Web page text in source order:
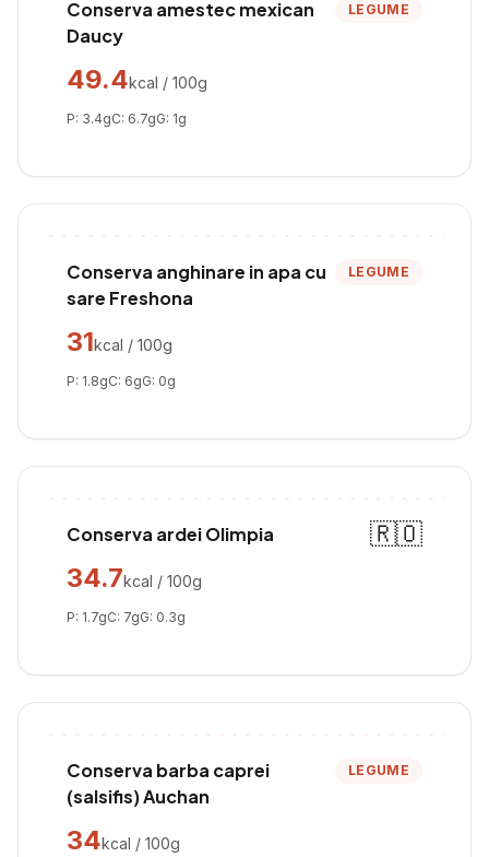
Conserva amestec mexican
Daucy
LEGUME
49.4kcal / 100g
P: 3.4gC: 6.7gG: 1g
Conserva anghinare in apa cu
sare Freshona
LEGUME
31kcal / 100g
P: 1.8gC: 6gG: 0g
Conserva ardei Olimpia
🇷🇴
34.7kcal / 100g
P: 1.7gC: 7gG: 0.3g
Conserva barba caprei
(salsifis) Auchan
LEGUME
34kcal / 100g